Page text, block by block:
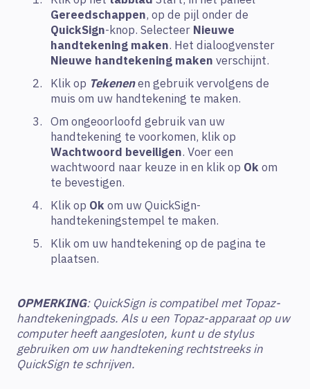
Gereedschappen, op de pijl onder de
QuickSign-knop. Selecteer Nieuwe
handtekening maken. Het dialoogvenster
Nieuwe handtekening maken verschijnt.
Klik op Tekenenen gebruik vervolgens de
muis om uw handtekening te maken.
Om ongeoorloofd gebruik van uw
handtekening te voorkomen, klik op
Wachtwoord beveiligen. Voer een
wachtwoord naar keuze in en klik op Okom
te bevestigen.
Klik op Okom uw QuickSign-
handtekeningstempel te maken.
Klik om uw handtekening op de pagina te
plaatsen.
OPMERKING: QuickSign is compatibel met Topaz-
handtekeningpads. Als u een Topaz-apparaat op uw
computer heeft aangesloten, kunt u de stylus
gebruiken om uw handtekening rechtstreeks in
QuickSign te schrijven.